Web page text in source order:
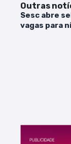
Outras
Sesc abre
vagas para